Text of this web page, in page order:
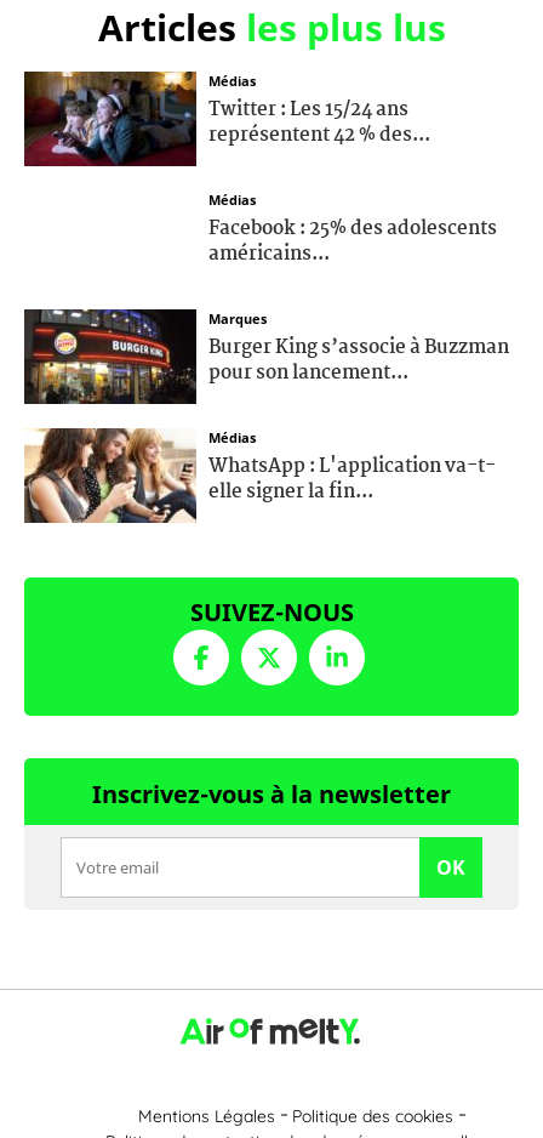
Articles les plus lus
Médias
Twitter : Les 15/24 ans
représentent 42 % des...
Médias
Facebook : 25% des adolescents
américains...
Marques
Burger King s’associe à Buzzman
pour son lancement...
Médias
WhatsApp : L'application va-t-
elle signer la fin...
SUIVEZ-NOUS
Inscrivez-vous à la newsletter
OK
Mentions Légales
Politique des cookies